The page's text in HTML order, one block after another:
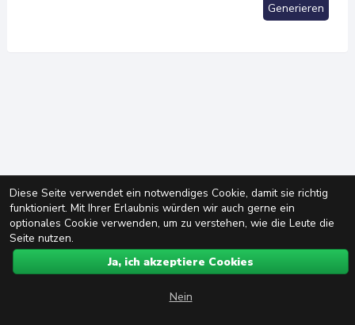
Generieren
Diese Seite verwendet ein notwendiges Cookie, damit sie richtig
funktioniert. Mit Ihrer Erlaubnis würden wir auch gerne ein
optionales Cookie verwenden, um zu verstehen, wie die Leute die
Seite nutzen.
Ja, ich akzeptiere Cookies
Nein